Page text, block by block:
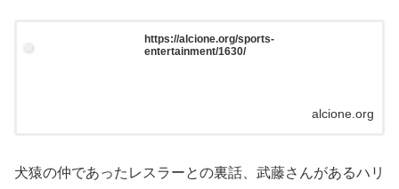
https://alcione.org/sports-
entertainment/1630/
alcione.org
犬猿の仲であったレスラーとの裏話、武藤さんがあるハリ